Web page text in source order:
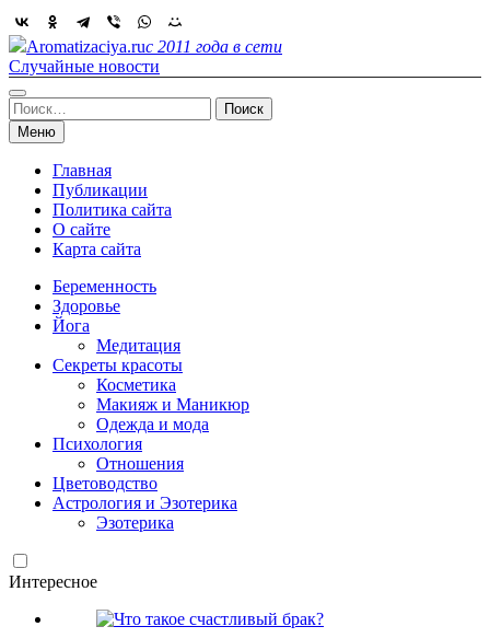
Skip
to
content
Aromatizaciya.ruс 2011 года в сети
Случайные новости
Найти:
Меню
Главная
Публикации
Политика сайта
О сайте
Карта сайта
Беременность
Здоровье
Йога
Медитация
Секреты красоты
Косметика
Макияж и Маникюр
Одежда и мода
Психология
Отношения
Цветоводство
Астрология и Эзотерика
Эзотерика
Интересное